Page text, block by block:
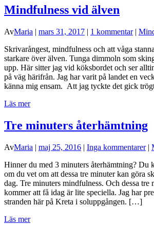
Mindfulness vid älven
AvMaria | mars 31, 2017 | 1 kommentar|
Skrivarångest, mindfulness och att våga
starkare över älven. Tunga dimmoln som
upp. Här sitter jag vid köksbordet och ser
på väg härifrån. Jag har varit på landet en
känna mig ensam. Att jag tyckte det gick
Läs mer
Tre minuters återhämtning
AvMaria | maj 25, 2016 | Inga kommentarer|
Hinner du med 3 minuters återhämtning? Du
om du vet om att dessa tre minuter kan göra
dag. Tre minuters mindfulness. Och dessa tre
kommer att få idag är lite speciella. Jag har
stranden här på Kreta i soluppgången. […]
Läs mer